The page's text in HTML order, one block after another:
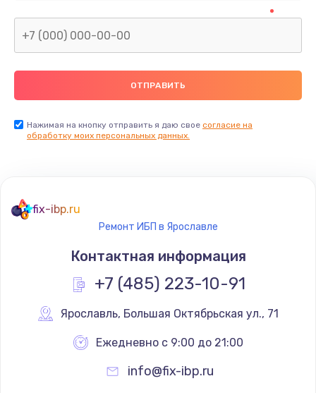
Нажимая на кнопку отправить я даю свое согласие на
обработку моих персональных данных.
fix-ibp.ru
Ремонт ИБП в Ярославле
Контактная информация
+7 (485) 223-10-91
Ярославль, Большая Октябрьская ул., 71
Ежедневно с 9:00 до 21:00
info@fix-ibp.ru